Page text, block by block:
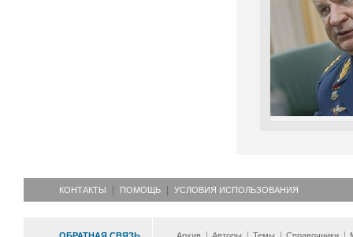
КОНТАКТЫ ПОМОЩЬ УСЛОВИЯ ИСПОЛЬЗОВАНИЯ